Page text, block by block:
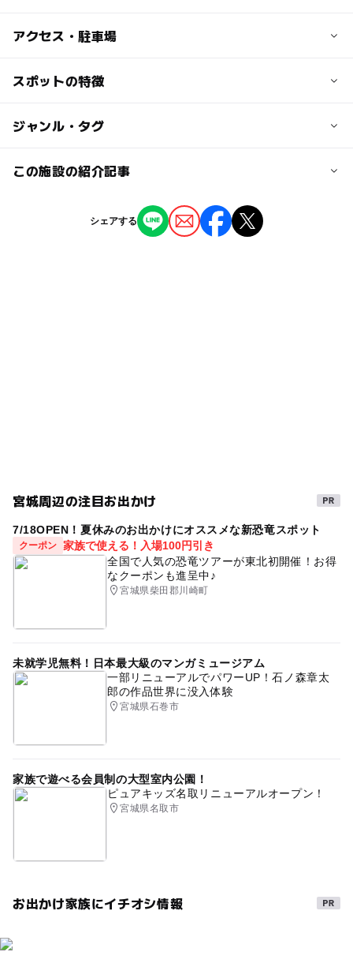
アクセス・駐車場
交通アクセス
スポットの特徴
駐車場あり ー
授乳室あり
◯ ベビーカーOK
ジャンル・タグ
ジャンル
この施設の紹介記事
【石巻周辺】2月22日～24日の三連休おでか
けにもおすすめ！人気スポットランキング
シェアする
宮城周辺の注目お出かけ
7/18OPEN！夏休みのお出かけにオススメな新恐竜スポット
クーポン 家族で使える！入場100円引き
全国で人気の恐竜ツアーが東北初開催！お得
なクーポンも進呈中♪
宮城県柴田郡川崎町
未就学児無料！日本最大級のマンガミュージアム
一部リニューアルでパワーUP！石ノ森章太
郎の作品世界に没入体験
宮城県石巻市
家族で遊べる会員制の大型室内公園！
ピュアキッズ名取リニューアルオープン！
宮城県名取市
お出かけ家族にイチオシ情報